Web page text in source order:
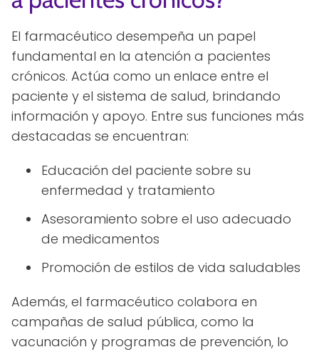
El farmacéutico desempeña un papel
fundamental en la atención a pacientes
crónicos. Actúa como un enlace entre el
paciente y el sistema de salud, brindando
información y apoyo. Entre sus funciones más
destacadas se encuentran:
Educación del paciente sobre su
enfermedad y tratamiento
Asesoramiento sobre el uso adecuado
de medicamentos
Promoción de estilos de vida saludables
Además, el farmacéutico colabora en
campañas de salud pública, como la
vacunación y programas de prevención, lo